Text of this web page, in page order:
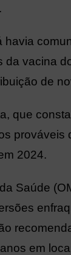
havia
da vacina
de
que
prováveis
2024.
Saúde
em